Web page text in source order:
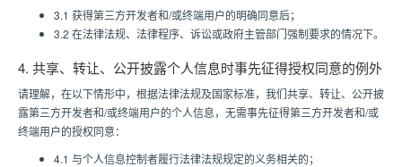
3.1 获得第三方开发者和/或终端用户的明确同意后；
3.2 在法律法规、法律程序、诉讼或政府主管部门强制要求的情况下。
4. 共享、转让、公开披露个人信息时事先征得授权同意的例外
请理解，在以下情形中，根据法律法规及国家标准，我们共享、转让、公开披
露第三方开发者和/或终端用户的个人信息，无需事先征得第三方开发者和/或
终端用户的授权同意：
4.1 与个人信息控制者履行法律法规规定的义务相关的；